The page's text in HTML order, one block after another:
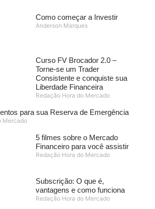
Como começar a Investir
Anderson Marques
Curso FV Brocador 2.0 –
Torne-se um Trader
Consistente e conquiste sua
Liberdade Financeira
Redação Hora do Mercado
para sua Reserva de Emergência
Mercado
5 filmes sobre o Mercado
Financeiro para você assistir
Redação Hora do Mercado
Subscrição: O que é,
vantagens e como funciona
Redação Hora do Mercado